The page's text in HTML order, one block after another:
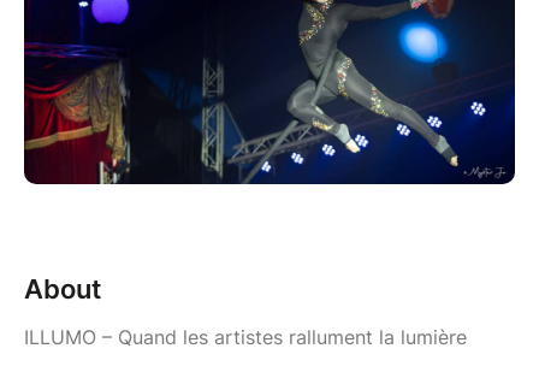
About
ILLUMO – Quand les artistes rallument la lumière